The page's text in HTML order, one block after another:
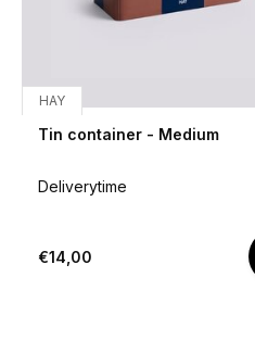
HAY
Tin container - Medium
Deliverytime
€14,00